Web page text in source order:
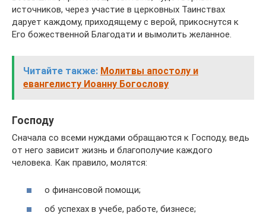
источников, через участие в церковных Таинствах
дарует каждому, приходящему с верой, прикоснутся к
Его божественной Благодати и вымолить желанное.
Читайте также: Молитвы апостолу и
евангелисту Иоанну Богослову
Господу
Сначала со всеми нуждами обращаются к Господу, ведь
от него зависит жизнь и благополучие каждого
человека. Как правило, молятся:
о финансовой помощи;
об успехах в учебе, работе, бизнесе;